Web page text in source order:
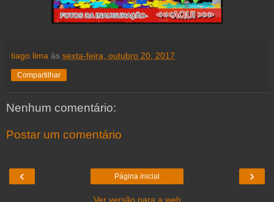
tiago lima às sexta-feira, outubro 20, 2017
Compartilhar
Nenhum comentário:
Postar um comentário
‹ ›
Página inicial
Ver versão para a web